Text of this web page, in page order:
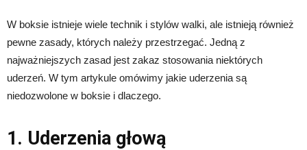
W boksie istnieje wiele technik i stylów walki, ale istnieją również
pewne zasady, których należy przestrzegać. Jedną z
najważniejszych zasad jest zakaz stosowania niektórych
uderzeń. W tym artykule omówimy jakie uderzenia są
niedozwolone w boksie i dlaczego.
1. Uderzenia głową